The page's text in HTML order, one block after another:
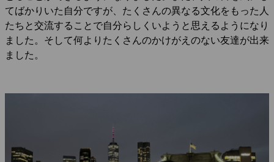
てばかりいた自分ですが、たくさんの異なる文化をもった人
たちと交流することで自分らしくいようと思えるようになり
ました。そして何よりたくさんのかけがえのない友達が出来
ました。